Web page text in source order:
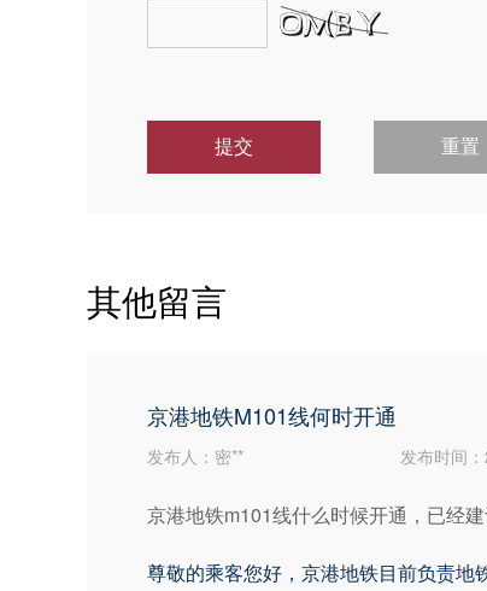
提交 重置
其他留言
京港地铁M101线何时开通
发布人：密** 发布时间
京港地铁m101线什么时候开通，已经建
尊敬的乘客您好，京港地铁目前负责